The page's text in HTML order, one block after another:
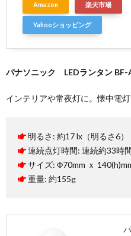
Amazon 楽天市場
Yahooショッピング
パナソニック LEDランタン BF-
インテリアや常夜灯に。懐中電
明るさ: 約17 lx（明るさ6）
連続点灯時間: 連続約33時
サイズ: Φ70mm ｘ
重量: 約155g